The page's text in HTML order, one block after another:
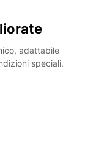
adattabile
speciali.